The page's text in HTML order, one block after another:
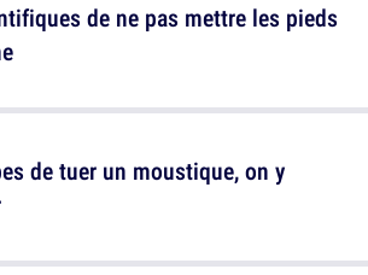
de tuer un moustique, on y
de ne pas mettre les pieds